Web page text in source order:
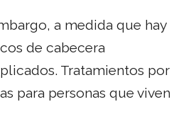
a medida que hay
de cabecera
Tratamientos por
para personas que viven